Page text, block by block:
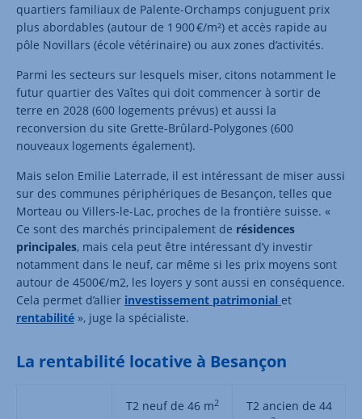
quartiers familiaux de Palente-Orchamps conjuguent prix
plus abordables (autour de 1 900 €/m²) et accès rapide au
pôle Novillars (école vétérinaire) ou aux zones d’activités.
Parmi les secteurs sur lesquels miser, citons notamment le
futur quartier des Vaîtes qui doit commencer à sortir de
terre en 2028 (600 logements prévus) et aussi la
reconversion du site Grette-Brûlard-Polygones (600
nouveaux logements également).
Mais selon Emilie Laterrade, il est intéressant de miser aussi
sur des communes périphériques de Besançon, telles que
Morteau ou Villers-le-Lac, proches de la frontière suisse. «
Ce sont des marchés principalement de résidences
principales, mais cela peut être intéressant d’y investir
notamment dans le neuf, car même si les prix moyens sont
autour de 4500€/m2, les loyers y sont aussi en conséquence.
Cela permet d’allier investissement patrimonial et
rentabilité », juge la spécialiste.
La rentabilité locative à Besançon
T2 neuf de 46 m2
T2 ancien de 44